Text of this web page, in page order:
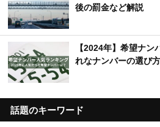
後の罰金など解説
【2024年】希望ナ
れなナンバーの選び
話題のキーワード